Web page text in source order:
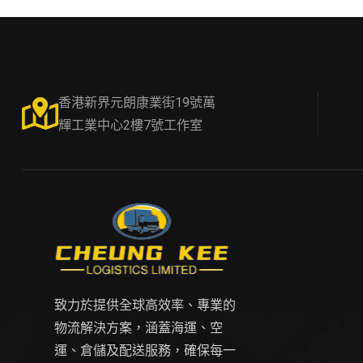
香港新界元朗康業街19號萬
輝工業中心2樓7號工作室
致力於提供全球高效率、專業的
物流解決方案，涵蓋海運、空
運、倉儲及配送服務，確保每一